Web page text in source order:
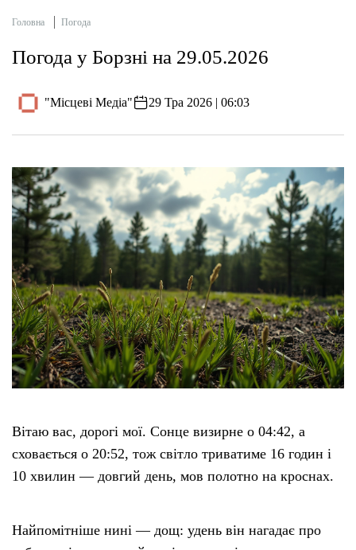
Головна Погода
Погода у Борзні на 29.05.2026
"Місцеві Медіа" 29 Тра 2026 | 06:03
Вітаю вас, дорогі мої. Сонце визирне о 04:42, а
сховається о 20:52, тож світло триватиме 16 годин і
10 хвилин — довгий день, мов полотно на кроснах.
Найпомітніше нині — дощ: удень він нагадає про